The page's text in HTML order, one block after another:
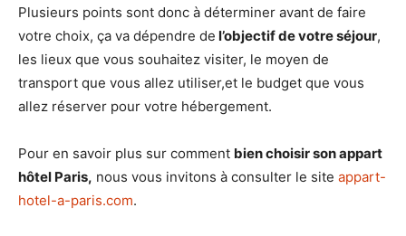
Plusieurs points sont donc à déterminer avant de faire
votre choix, ça va dépendre de l’objectif de votre séjour,
les lieux que vous souhaitez visiter, le moyen de
transport que vous allez utiliser,et le budget que vous
allez réserver pour votre hébergement.
Pour en savoir plus sur comment bien choisir son appart
hôtel Paris, nous vous invitons à consulter le site appart-
hotel-a-paris.com.